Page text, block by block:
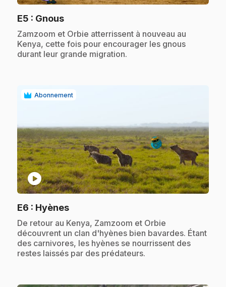
E5 : Gnous.
.Zamzoom et Orbie atterrissent à nouveau au
Kenya, cette fois pour encourager les gnous
durant leur grande migration.
Abonnement
play_circle
E6 : Hyènes.
.De retour au Kenya, Zamzoom et Orbie
découvrent un clan d'hyènes bien bavardes. Étant
des carnivores, les hyènes se nourrissent des
restes laissés par des prédateurs.